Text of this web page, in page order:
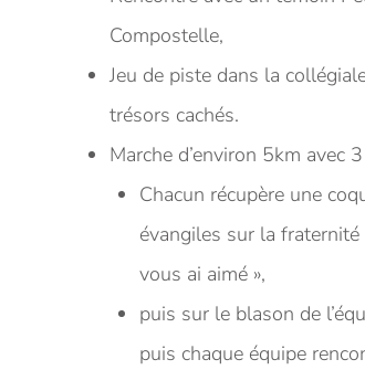
Compostelle,
Jeu de piste dans la
trésors cachés.
Marche d’environ 5km avec
Chacun récupère une
évangiles sur la
vous ai aimé »,
puis sur le blason de
puis chaque équipe